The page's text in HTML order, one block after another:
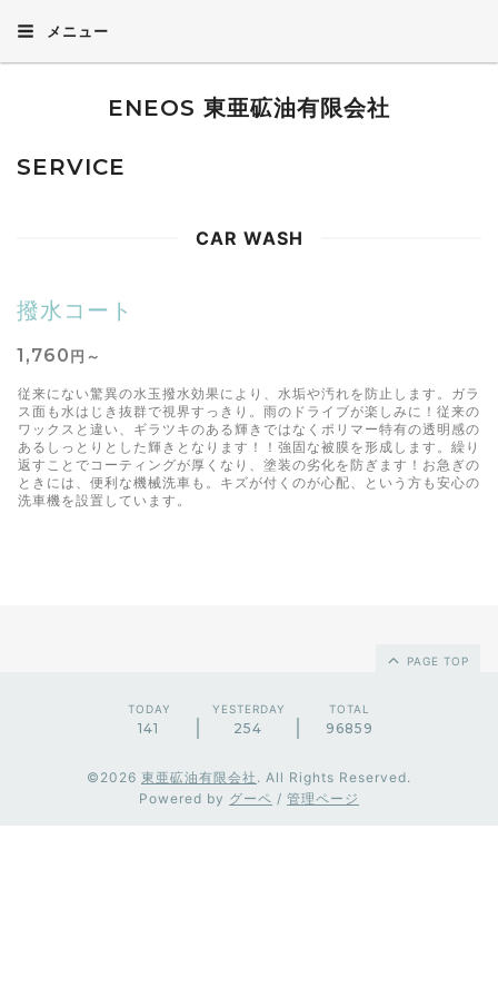
メニュー
ENEOS 東亜砿油有限会社
SERVICE
CAR WASH
撥水コート
1,760 円～
従来にない驚異の水玉撥水効果により、水垢や汚れを防止します。ガラ
ス面も水はじき抜群で視界すっきり。雨のドライブが楽しみに！従来の
ワックスと違い、ギラツキのある輝きではなくポリマー特有の透明感の
あるしっとりとした輝きとなります！！強固な被膜を形成します。繰り
返すことでコーティングが厚くなり、塗装の劣化を防ぎます！お急ぎの
ときには、便利な機械洗車も。キズが付くのが心配、という方も安心の
洗車機を設置しています。
PAGE TOP
TODAY
141
YESTERDAY
254
TOTAL
96859
©2026 東亜砿油有限会社 . All Rights Reserved.
Powered by グーペ / 管理ページ